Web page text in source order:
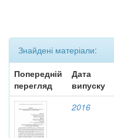
Знайдені матеріали:
Попередній
перегляд
Дата
випуску
2016